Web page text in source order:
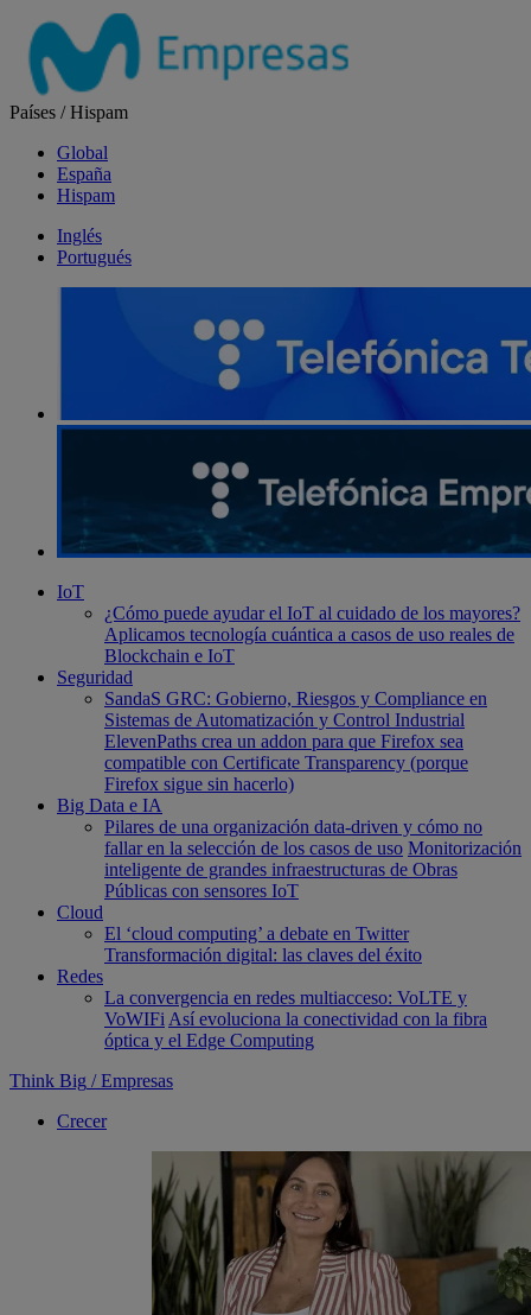
Salta
contenido
Países /Hispam
Global
España
Hispam
Inglés
Portugués
IoT
¿Cómo puede ayudar el IoT al cuidado de los mayores?
Aplicamos tecnología cuántica a casos de uso reales de
Blockchain e IoT
Seguridad
SandaS GRC: Gobierno, Riesgos y Compliance en
Sistemas de Automatización y Control Industrial
ElevenPaths crea un addon para que Firefox sea
compatible con Certificate Transparency (porque
Firefox sigue sin hacerlo)
Big Data e IA
Pilares de una organización data-driven y cómo no
fallar en la selección de los casos de uso Monitorización
inteligente de grandes infraestructuras de Obras
Públicas con sensores IoT
Cloud
El ‘cloud computing’ a debate en Twitter
Transformación digital: las claves del éxito
Redes
La convergencia en redes multiacceso: VoLTE y
VoWIFi Así evoluciona la conectividad con la fibra
óptica y el Edge Computing
Think Big / Empresas
Crecer